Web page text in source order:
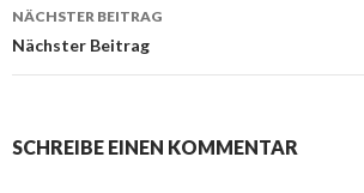
NÄCHSTER BEITRAG
Nächster Beitrag
SCHREIBE EINEN KOMMENTAR